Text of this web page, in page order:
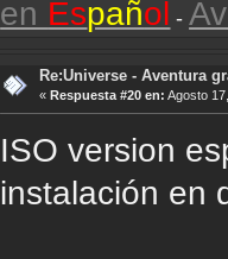
en Español -
Re:Universe - Aventura
« Respuesta #20 en: Agosto
ISO version
instalación en